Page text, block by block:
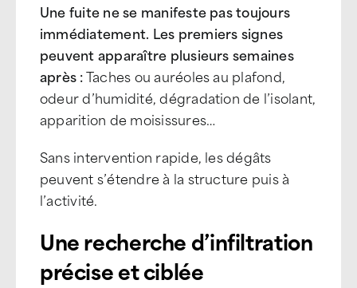
Une fuite ne se manifeste pas toujours
immédiatement. Les premiers signes
peuvent apparaître plusieurs semaines
après :Taches ou auréoles au plafond,
odeur d’humidité, dégradation de l’isolant,
apparition de moisissures…
Sans intervention rapide, les dégâts
peuvent s’étendre à la structure puis à
l’activité.
Une recherche d’infiltration
précise et ciblée